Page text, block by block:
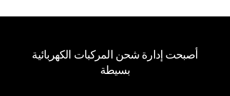
أصبحت إدارة شحن المركبات الكهربائية
بسيطة